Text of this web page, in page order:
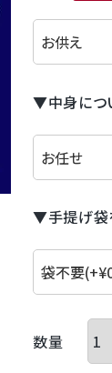
▼中身につ
▼手提げ袋